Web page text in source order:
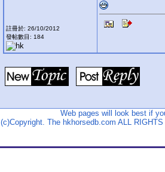
註冊於: 26/10/2012
發帖數目: 184
Web pages will look best if
(c)Copyright. The hkhorsedb.com ALL